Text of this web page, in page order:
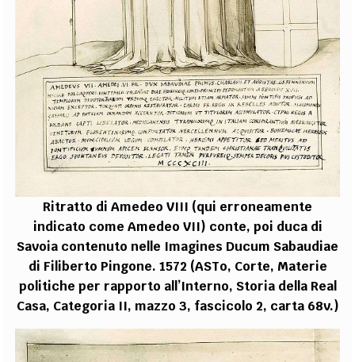
Ritratto di Amedeo VIII (qui erroneamente
indicato come Amedeo VII) conte, poi duca di
Savoia contenuto nelle Imagines Ducum Sabaudiae
di Filiberto Pingone. 1572 (ASTo, Corte, Materie
politiche per rapporto all’Interno, Storia della Real
Casa, Categoria II, mazzo 3, fascicolo 2, carta 68v.)